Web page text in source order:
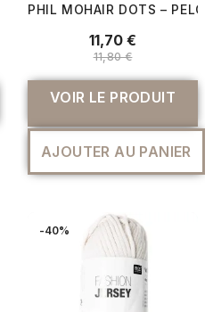
DUVETEUX PHILDAR 100 G
PHIL MOHAIR DOTS –
11,70 €
11,80 €
VOIR LE PRODUIT
AJOUTER AU PANIER
-40%